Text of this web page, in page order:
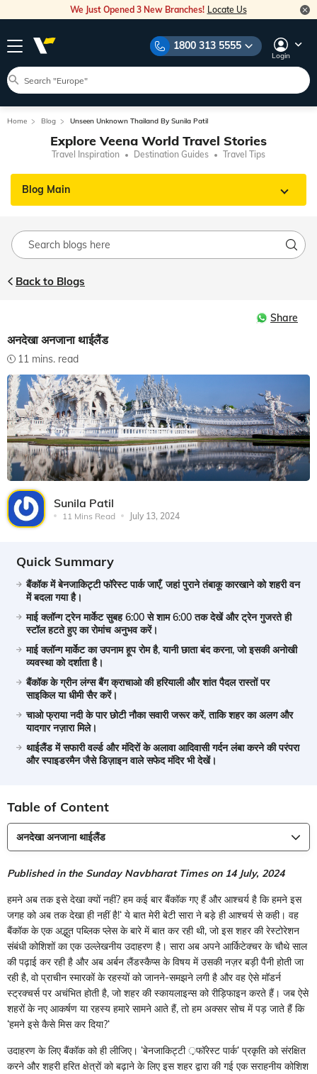
We Just Opened 3 New Branches! Locate Us
1800 313 5555
Login
Home Blog Unseen Unknown Thailand By Sunila Patil
Explore Veena World Travel Stories
Travel Inspiration Destination Guides Travel Tips
Blog Main
Back to Blogs
Share
अनदेखा अनजाना थाईलैंड
11 mins. read
Sunila Patil
11 Mins Read July 13, 2024
Quick Summary
बैंकॉक में बेनजाकिट्टी फॉरेस्ट पार्क जाएँ, जहां पुराने तंबाकू कारखाने को शहरी वन
में बदला गया है।
माई क्लॉन्ग ट्रेन मार्केट सुबह 6:00 से शाम 6:00 तक देखें और ट्रेन गुजरते ही
स्टॉल हटते हुए का रोमांच अनुभव करें।
माई क्लॉन्ग मार्केट का उपनाम हूप रोम है, यानी छाता बंद करना, जो इसकी अनोखी
व्यवस्था को दर्शाता है।
बैंकॉक के ग्रीन लंग्स बैंग क्राचाओ की हरियाली और शांत पैदल रास्तों पर
साइकिल या धीमी सैर करें।
चाओ फ्राया नदी के पार छोटी नौका सवारी जरूर करें, ताकि शहर का अलग और
यादगार नज़ारा मिले।
थाईलैंड में सफारी वर्ल्ड और मंदिरों के अलावा आदिवासी गर्दन लंबा करने की परंपरा
और स्पाइडरमैन जैसे डिज़ाइन वाले सफेद मंदिर भी देखें।
Table of Content
अनदेखा अनजाना थाईलैंड
Published in the Sunday Navbharat Times on 14 July, 2024
हमने अब तक इसे देखा क्यों नहीं? हम कई बार बैंकॉक गए हैं और आश्चर्य है कि हमने इस
जगह को अब तक देखा ही नहीं है!‌‘ ये बात मेरी बेटी सारा ने बड़े ही आश्चर्य से कही। वह
बैंकॉक के एक अद्भुत पब्लिक प्लेस के बारे में बात कर रही थी, जो इस शहर की रेस्टोरेशन
संबंधी कोशिशों का एक उल्लेखनीय उदाहरण है। सारा अब अपने आर्किटेक्चर के चौथे साल
की पढ़ाई कर रही है और अब अर्बन लैंडस्कैप्स के विषय में उसकी नज़र बड़ी पैनी होती जा
रही है, वो प्राचीन स्मारकों के रहस्यों को जानने-समझने लगी है और वह ऐसे मॉडर्न
स्ट्रक्चर्स पर अचंभित होती है, जो शहर की स्कायलाइन्स को रीड़िफाइन करते हैं। जब ऐसे
शहरों के नए आकर्षण या रहस्य हमारे सामने आते हैं, तो हम अक्सर सोच में पड़ जाते हैं कि
‌‘हमने इसे कैसे मिस कर दिया?‌‘
उदाहरण के लिए बैंकॉक को ही लीजिए। ‌‘बेनजाकिट्टी ़फॉरेस्ट पार्क‌‘ प्रकृति को संरक्षित
करने और शहरी हरित क्षेत्रों को बढ़ाने के लिए इस शहर द्वारा की गई एक सराहनीय कोशिश